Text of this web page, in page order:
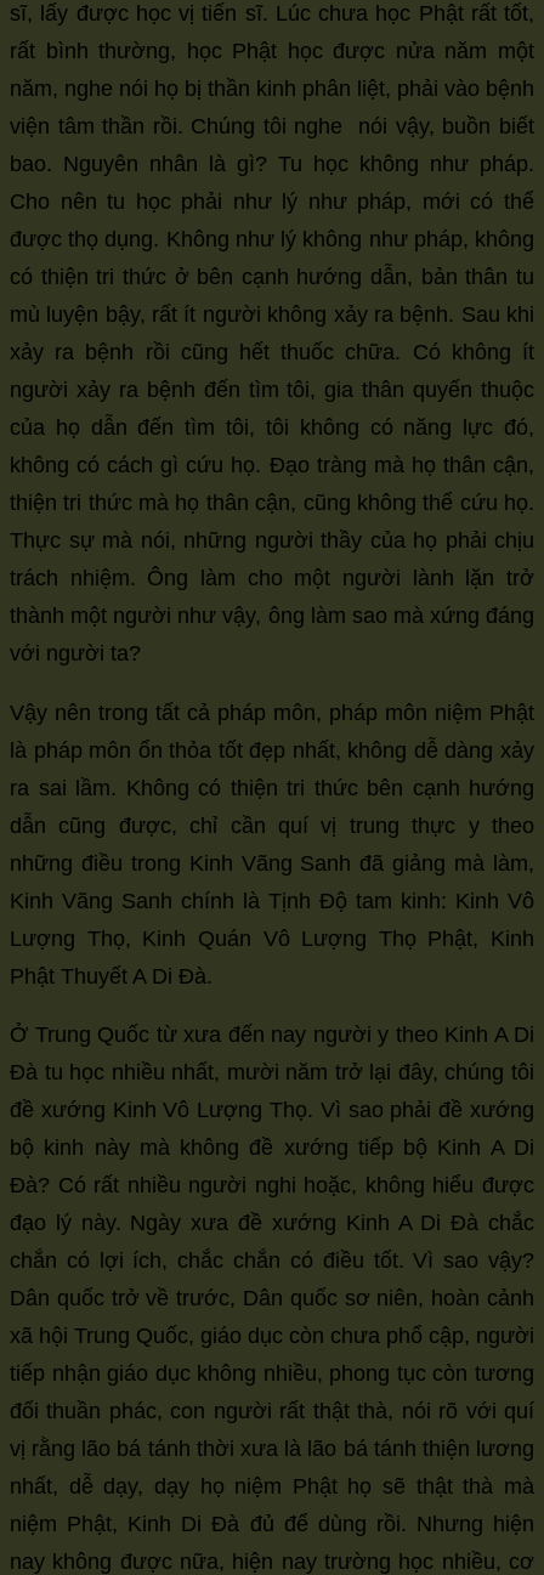
sĩ, lấy được học vị tiến sĩ. Lúc chưa học Phật rất tốt,
rất bình thường, học Phật học được nửa năm một
năm, nghe nói họ bị thần kinh phân liệt, phải vào bệnh
viện tâm thần rồi. Chúng tôi nghe nói vậy, buồn biết
bao. Nguyên nhân là gì? Tu học không như pháp.
Cho nên tu học phải như lý như pháp, mới có thể
được thọ dụng. Không như lý không như pháp, không
có thiện tri thức ở bên cạnh hướng dẫn, bản thân tu
mù luyện bậy, rất ít người không xảy ra bệnh. Sau khi
xảy ra bệnh rồi cũng hết thuốc chữa. Có không ít
người xảy ra bệnh đến tìm tôi, gia thân quyến thuộc
của họ dẫn đến tìm tôi, tôi không có năng lực đó,
không có cách gì cứu họ. Đạo tràng mà họ thân cận,
thiện tri thức mà họ thân cận, cũng không thể cứu họ.
Thực sự mà nói, những người thầy của họ phải chịu
trách nhiệm. Ông làm cho một người lành lặn trở
thành một người như vậy, ông làm sao mà xứng đáng
với người ta?
Vậy nên trong tất cả pháp môn, pháp môn niệm Phật
là pháp môn ổn thỏa tốt đẹp nhất, không dễ dàng xảy
ra sai lầm. Không có thiện tri thức bên cạnh hướng
dẫn cũng được, chỉ cần quí vị trung thực y theo
những điều trong Kinh Vãng Sanh đã giảng mà làm,
Kinh Vãng Sanh chính là Tịnh Độ tam kinh: Kinh Vô
Lượng Thọ, Kinh Quán Vô Lượng Thọ Phật, Kinh
Phật Thuyết A Di Đà.
Ở Trung Quốc từ xưa đến nay người y theo Kinh A Di
Đà tu học nhiều nhất, mười năm trở lại đây, chúng tôi
đề xướng Kinh Vô Lượng Thọ. Vì sao phải đề xướng
bộ kinh này mà không đề xướng tiếp bộ Kinh A Di
Đà? Có rất nhiều người nghi hoặc, không hiểu được
đạo lý này. Ngày xưa đề xướng Kinh A Di Đà chắc
chắn có lợi ích, chắc chắn có điều tốt. Vì sao vậy?
Dân quốc trở về trước, Dân quốc sơ niên, hoàn cảnh
xã hội Trung Quốc, giáo dục còn chưa phổ cập, người
tiếp nhận giáo dục không nhiều, phong tục còn tương
đối thuần phác, con người rất thật thà, nói rõ với quí
vị rằng lão bá tánh thời xưa là lão bá tánh thiện lương
nhất, dễ dạy, dạy họ niệm Phật họ sẽ thật thà mà
niệm Phật, Kinh Di Đà đủ để dùng rồi. Nhưng hiện
nay không được nữa, hiện nay trường học nhiều, cơ